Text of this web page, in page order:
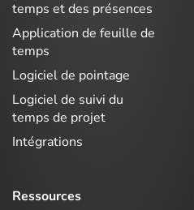
temps et des présences
Application de feuille de
temps
Logiciel de pointage
Logiciel de suivi du
temps de projet
Intégrations
Ressources